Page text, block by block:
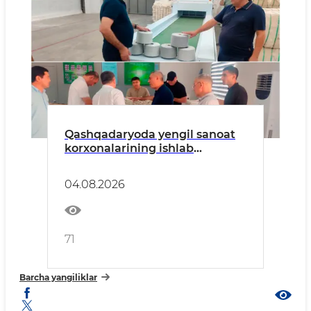
Qashqadaryoda yengil sanoat
korxonalarining ishlab
04.08.2026
71
Barcha yangiliklar